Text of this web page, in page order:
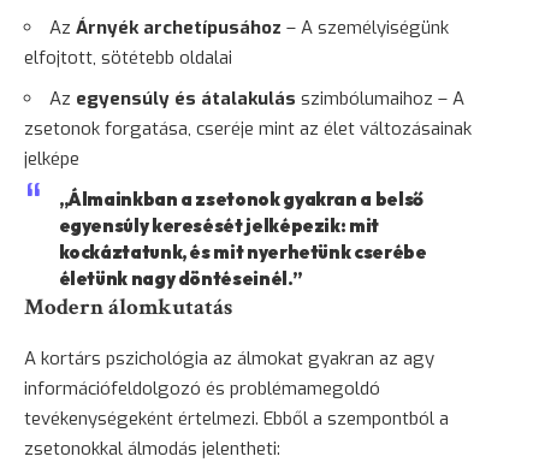
Az Árnyék archetípusához – A személyiségünk
elfojtott, sötétebb oldalai
Az egyensúly és átalakulás szimbólumaihoz – A
zsetonok forgatása, cseréje mint az élet változásainak
jelképe
„Álmainkban a zsetonok gyakran a belső
egyensúly keresését jelképezik: mit
kockáztatunk, és mit nyerhetünk cserébe
életünk nagy döntéseinél.”
Modern álomkutatás
A kortárs pszichológia az álmokat gyakran az agy
információfeldolgozó és problémamegoldó
tevékenységeként értelmezi. Ebből a szempontból a
zsetonokkal álmodás jelentheti: